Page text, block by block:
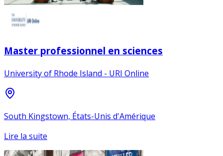
Master professionnel en sciences
University of Rhode Island - URI Online
South Kingstown, États-Unis d'Amérique
Lire la suite